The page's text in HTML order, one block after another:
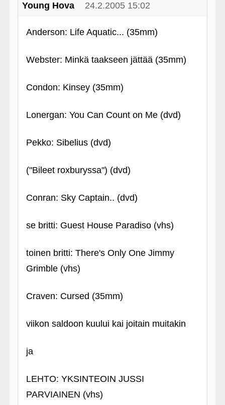
Young Hova 24.2.2005 15:02
Anderson: Life Aquatic... (35mm)
Webster: Minkä taakseen jättää (35mm)
Condon: Kinsey (35mm)
Lonergan: You Can Count on Me (dvd)
Pekko: Sibelius (dvd)
("Bileet roxburyssa") (dvd)
Conran: Sky Captain.. (dvd)
se britti: Guest House Paradiso (vhs)
toinen britti: There's Only One Jimmy
Grimble (vhs)
Craven: Cursed (35mm)
viikon saldoon kuului kai joitain muitakin
ja
LEHTO: YKSINTEOIN JUSSI
PARVIAINEN (vhs)